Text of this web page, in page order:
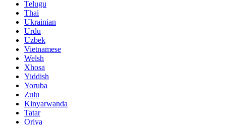
Telugu
Thai
Ukrainian
Urdu
Uzbek
Vietnamese
Welsh
Xhosa
Yiddish
Yoruba
Zulu
Kinyarwanda
Tatar
Oriya